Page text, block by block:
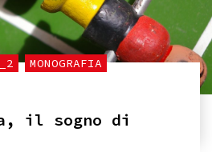
MONOGRAFIA
il sogno di